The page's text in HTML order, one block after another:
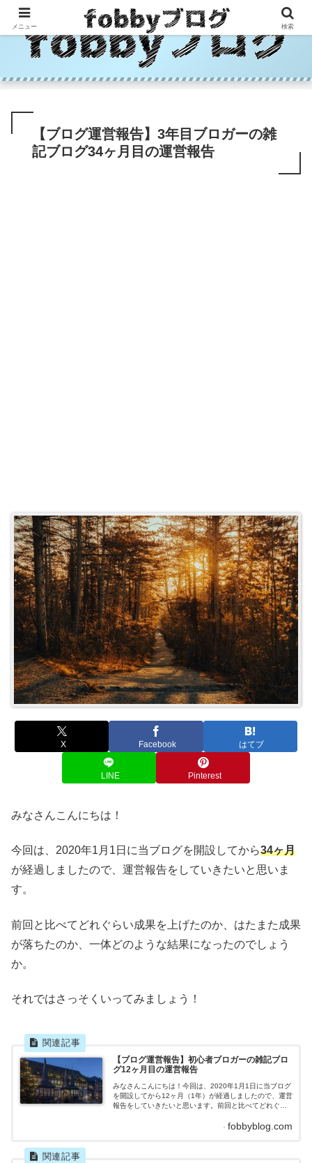
【ブログ運営報告】3年目ブロガーの雑
記ブログ34ヶ月目の運営報告
X Facebook はてブ
LINE Pinterest
みなさんこんにちは！
今回は、2020年1月1日に当ブログを開設してから34ヶ月
が経過しましたので、運営報告をしていきたいと思いま
す。
前回と比べてどれぐらい成果を上げたのか、はたまた成果
が落ちたのか、一体どのような結果になったのでしょう
か。
それではさっそくいってみましょう！
【ブログ運営報告】初心者ブロガーの雑記ブロ
グ12ヶ月目の運営報告
みなさんこんにちは！今回は、2020年1月1日に当ブログ
を開設してから12ヶ月（1年）が経過しましたので、運営
報告をしていきたいと思います。前回と比べてどれぐら
どのような結果になったのでしょうか。それではさっそ
fobbyblog.com
メニュー 検索